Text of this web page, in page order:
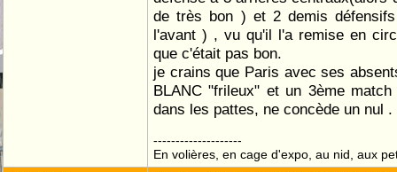
de très bon ) et 2 demis
l'avant ) , vu qu'il l'a remise en
que c'était pas bon.
je crains que Paris avec ses
BLANC "frileux" et un 3ème
dans les pattes, ne concède un nul .
--------------------
En volières, en cage d'expo, au nid, aux